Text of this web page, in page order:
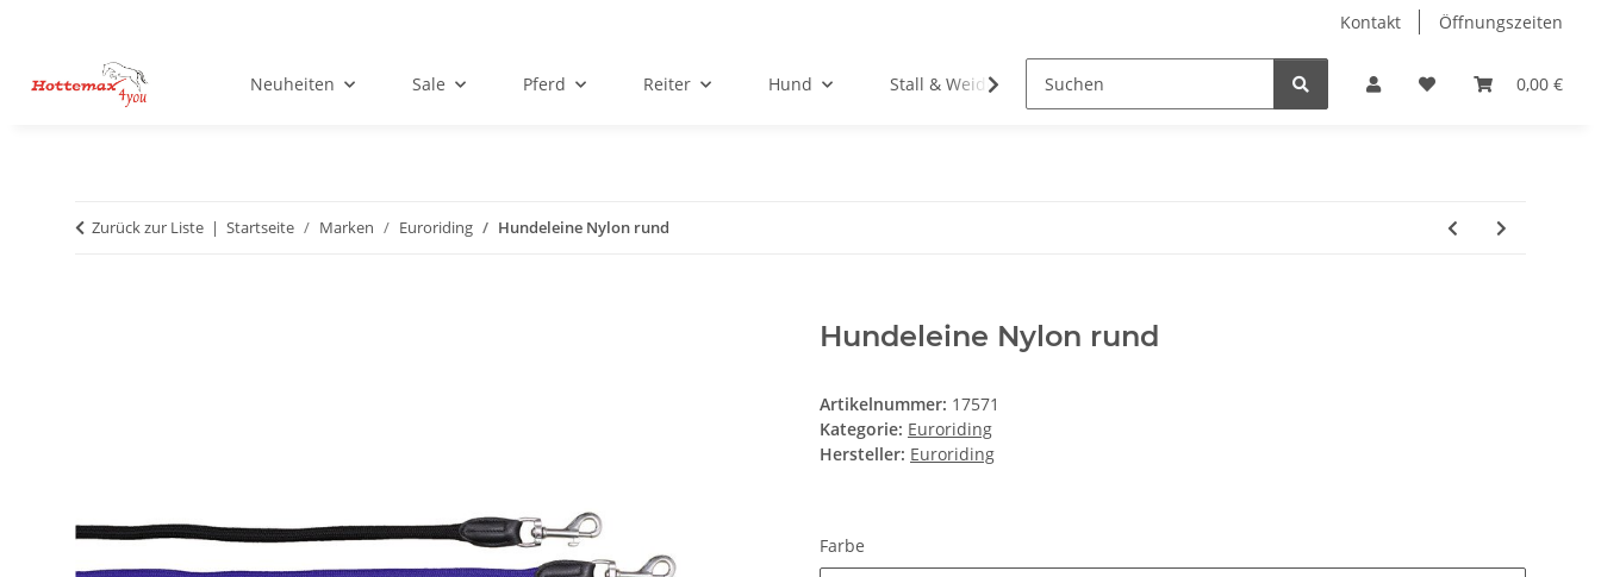
Kontakt Öffnungszeiten
0,00 €
Neuheiten Sale Pferd Reiter Hund Stall & Weide Hobby Horse Dienstleistungen Geschenkartikel &
Zurück zur Liste Startseite Marken Euroriding Hundeleine Nylon rund
Hundeleine Nylon rund
Artikelnummer: 17571
Kategorie: Euroriding
Hersteller: Euroriding
Farbe